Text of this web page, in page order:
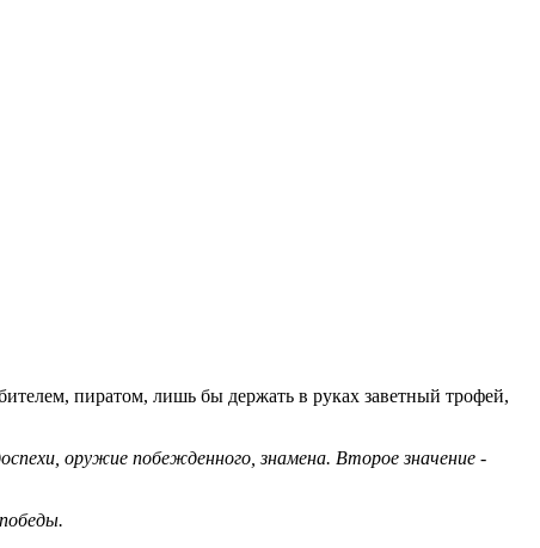
пиратом, лишь бы держать в руках заветный трофей,
оружие побежденного, знамена. Второе значение -